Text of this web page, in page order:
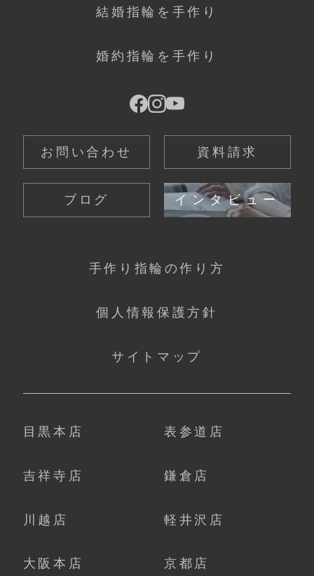
結婚指輪を手作り
婚約指輪を手作り
お問い合わせ 資料請求
ブログ インタビュー
手作り指輪の作り方
個人情報保護方針
サイトマップ
目黒本店 表参道店
吉祥寺店 鎌倉店
川越店 軽井沢店
大阪本店 京都店